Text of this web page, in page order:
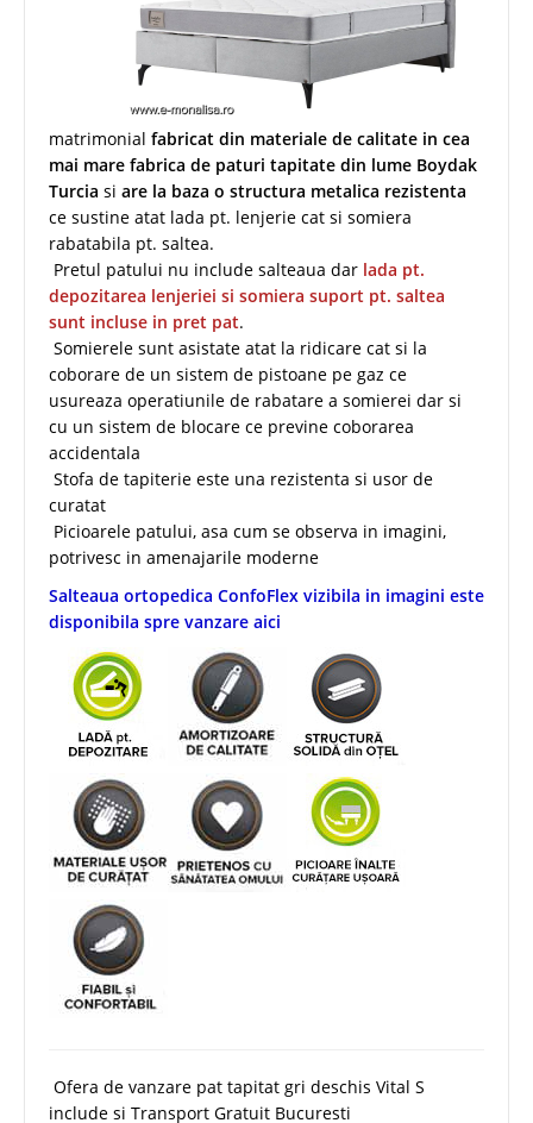
matrimonial fabricat din materiale de calitate in cea
mai mare fabrica de paturi tapitate din lume Boydak
Turcia si are la baza o structura metalica rezistenta
ce sustine atat lada pt. lenjerie cat si somiera
rabatabila pt. saltea.
Pretul patului nu include salteaua dar lada pt.
depozitarea lenjeriei si somiera suport pt. saltea
sunt incluse in pret pat.
Somierele sunt asistate atat la ridicare cat si la
coborare de un sistem de pistoane pe gaz ce
usureaza operatiunile de rabatare a somierei dar si
cu un sistem de blocare ce previne coborarea
accidentala
Stofa de tapiterie este una rezistenta si usor de
curatat
Picioarele patului, asa cum se observa in imagini,
potrivesc in amenajarile moderne
Salteaua ortopedica ConfoFlex vizibila in imagini este
disponibila spre vanzare aici
Ofera de vanzare pat tapitat gri deschis Vital S
include si Transport Gratuit Bucuresti